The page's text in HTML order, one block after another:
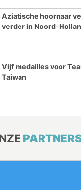
Aziatische hoornaar
verder in Noord-
Vijf medailles voor
Taiwan